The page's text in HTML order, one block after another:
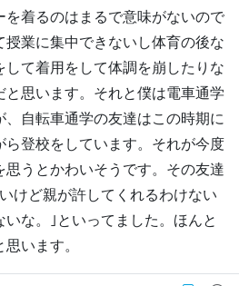
を着るのはまるで意味がないので
授業に集中できないし体育の後な
して着用をして体調を崩したりな
と思います。それと僕は電車通学
自転車通学の友達はこの時期に
ら登校をしています。それが今度
うとかわいそうです。その友達
けど親が許してくれるわけない
な。｣といってました。ほんと
います。